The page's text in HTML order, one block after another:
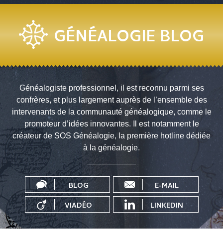
GÉNÉALOGIE BLOG
Généalogiste professionnel, il est reconnu parmi ses
confrères, et plus largement auprès de l’ensemble des
intervenants de la communauté généalogique, comme le
promoteur d’idées innovantes. Il est notamment le
créateur de SOS Généalogie, la première hotline dédiée
à la généalogie.
BLOG
E-MAIL
VIADÉO
LINKEDIN